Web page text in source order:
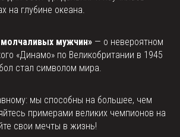
на глубине океана.
мужчин» — о невероятном
«Динамо» по Великобритании в 1945
стал символом мира.
мы способны на большее, чем
примерами великих чемпионов на
свои мечты в жизнь!